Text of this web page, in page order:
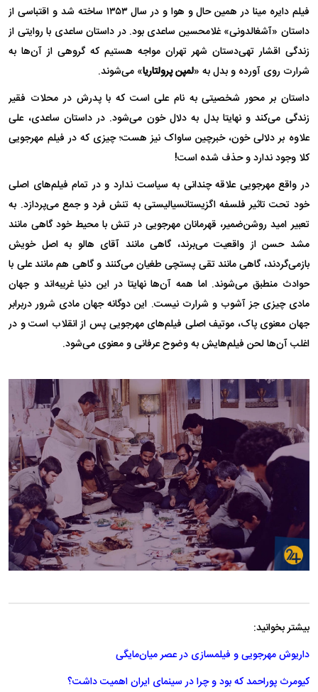
فیلم دایره مینا در همین حال و هوا و در سال ۱۳۵۳ ساخته شد و اقتباسی از
داستان «آشغالدونی» غلامحسین ساعدی بود. در داستان ساعدی با روایتی از
زندگی اقشار تهی‌دستان شهر تهران مواجه هستیم که گروهی از آن‌ها به
شرارت روی آورده و بدل به «لمپن پرولتاریا» می‌شوند.
داستان بر محور شخصیتی به نام علی است که با پدرش در محلات فقیر
زندگی می‌کند و نهایتا بدل به دلال خون می‌شود. در داستان ساعدی، علی
علاوه بر دلالی خون، خبرچین ساواک نیز هست؛ چیزی که در فیلم مهرجویی
کلا وجود ندارد و حذف شده است!
در واقع مهرجویی علاقه چندانی به سیاست ندارد و در تمام فیلم‌های اصلی
خود تحت تاثیر فلسفه اگزیستانسیالیستی به تنش فرد و جمع می‌پردازد. به
تعبیر امید روشن‌ضمیر، قهرمانان مهرجویی در تنش با محیط خود گاهی مانند
مشد حسن از واقعیت می‌برند، گاهی مانند آقای هالو به اصل خویش
بازمی‌گردند، گاهی مانند تقی پستچی طغیان می‌کنند و گاهی هم مانند علی با
حوادث منطبق می‌شوند. اما همه آن‌ها نهایتا در این دنیا غریبه‌اند و جهان
مادی چیزی جز آشوب و شرارت نیست. این دوگانه جهان مادی شرور دربرابر
جهان معنوی پاک، موتیف اصلی فیلم‌های مهرجویی پس از انقلاب است و در
اغلب آن‌ها لحن فیلم‌هایش به وضوح عرفانی و معنوی می‌شود.
بیشتر بخوانید:
داریوش مهرجویی و فیلمسازی در عصر میان‌مایگی
کیومرث پوراحمد که بود و چرا در سینمای ایران اهمیت داشت؟